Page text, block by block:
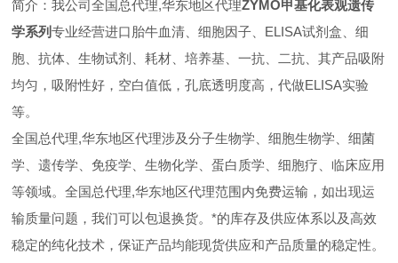
简介：我公司全国总代理,华东地区代理ZYMO甲基化表观遗传
学系列专业经营进口胎牛血清、细胞因子、ELISA试剂盒、细
胞、抗体、生物试剂、耗材、培养基、一抗、二抗、其产品吸附
均匀，吸附性好，空白值低，孔底透明度高，代做ELISA实验
等。
全国总代理,华东地区代理涉及分子生物学、细胞生物学、细菌
学、遗传学、免疫学、生物化学、蛋白质学、细胞疗、临床应用
等领域。全国总代理,华东地区代理范围内免费运输，如出现运
输质量问题，我们可以包退换货。*的库存及供应体系以及高效
稳定的纯化技术，保证产品均能现货供应和产品质量的稳定性。